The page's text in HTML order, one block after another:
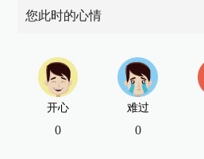
您此时的心情
开心
0
难过
0